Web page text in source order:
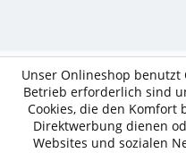
Shops
durch
nitio
mediasign,
Unser Onlineshop benutzt
Betrieb erforderlich sind
Cookies, die den Komfort
Direktwerbung dienen
Websites und sozialen